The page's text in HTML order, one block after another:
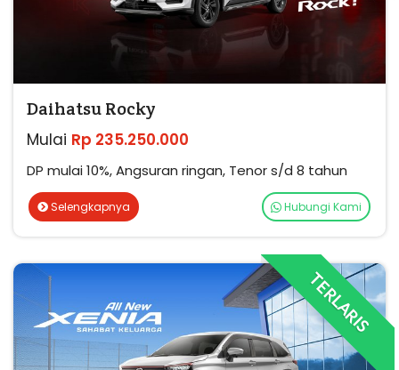
Daihatsu Rocky
Mulai Rp 235.250.000
DP mulai 10%, Angsuran ringan, Tenor s/d 8 tahun
Selengkapnya Hubungi Kami
TERLARIS